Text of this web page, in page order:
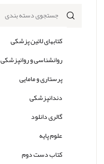
کتابهای لاتین پزشکی
روانشناسی و روانپزشکی
پرستاری و مامایی
دندانپزشکی
گالری دانلود
علوم پایه
کتاب دست دوم